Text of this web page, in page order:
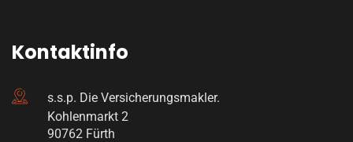
Kontaktinfo
s.s.p. Die Versicherungsmakler.
Kohlenmarkt 2
90762 Fürth